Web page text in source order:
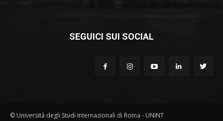
SEGUICI SUI SOCIAL
© Università degli Studi Internazionali di Roma - UNINT